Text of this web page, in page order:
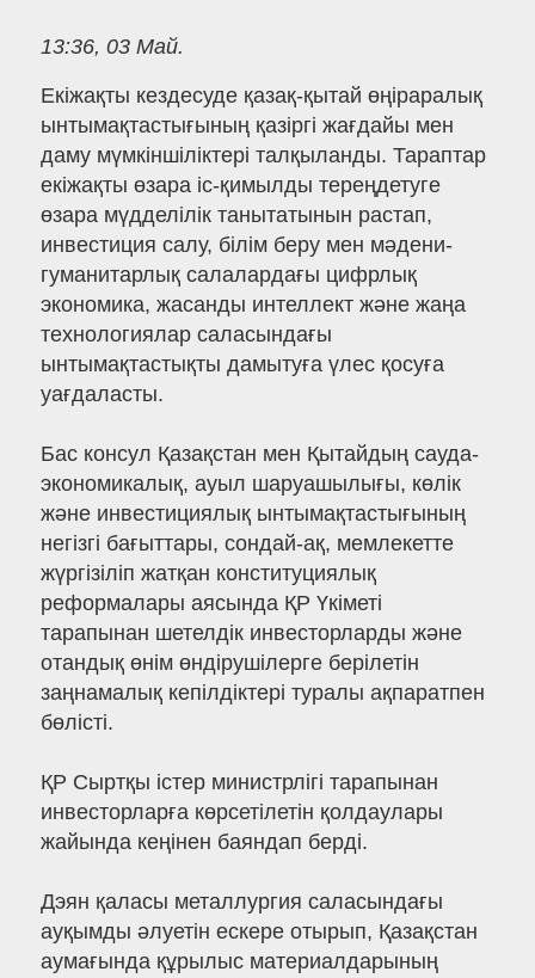
13:36, 03 Май.
Екіжақты кездесуде қазақ-қытай өңіраралық
ынтымақтастығының қазіргі жағдайы мен
даму мүмкіншіліктері талқыланды. Тараптар
екіжақты өзара іс-қимылды тереңдетуге
өзара мүдделілік танытатынын растап,
инвестиция салу, білім беру мен мәдени-
гуманитарлық салалардағы цифрлық
экономика, жасанды интеллект және жаңа
технологиялар саласындағы
ынтымақтастықты дамытуға үлес қосуға
уағдаласты.
Бас консул Қазақстан мен Қытайдың сауда-
экономикалық, ауыл шаруашылығы, көлік
және инвестициялық ынтымақтастығының
негізгі бағыттары, сондай-ақ, мемлекетте
жүргізіліп жатқан конституциялық
реформалары аясында ҚР Үкіметі
тарапынан шетелдік инвесторларды және
отандық өнім өндірушілерге берілетін
заңнамалық кепілдіктері туралы ақпаратпен
бөлісті.
ҚР Сыртқы істер министрлігі тарапынан
инвесторларға көрсетілетін қолдаулары
жайында кеңінен баяндап берді.
Дэян қаласы металлургия саласындағы
ауқымды әлуетін ескере отырып, Қазақстан
аумағында құрылыс материалдарының